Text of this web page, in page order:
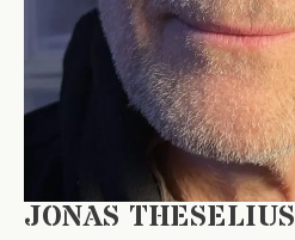
JONAS THESELIUS